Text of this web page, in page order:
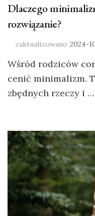
Dlaczego
rozwiązanie?
zaktualizowano 2024-
Wśród rodziców
cenić minimalizm.
zbędnych rzeczy i …